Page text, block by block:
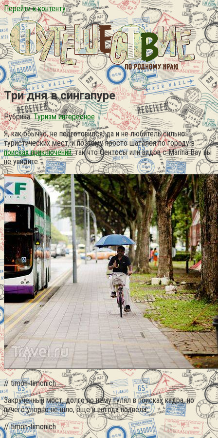
Перейти к контенту
Три дня в сингапуре
Рубрика: Туризм интересное
Я, как обычно, не подготовился, да и не любитель сильно
туристических мест, и поэтому просто шатался по городу в
поисках приключений, так что Сентосы или видов с Marina Bay вы
не увидите.
// timon-timonich
Закрученный мост, долго по нему гулял в поисках кадра, но
ничего упорно не шло, еще и погода подвела.
// timon-timonich